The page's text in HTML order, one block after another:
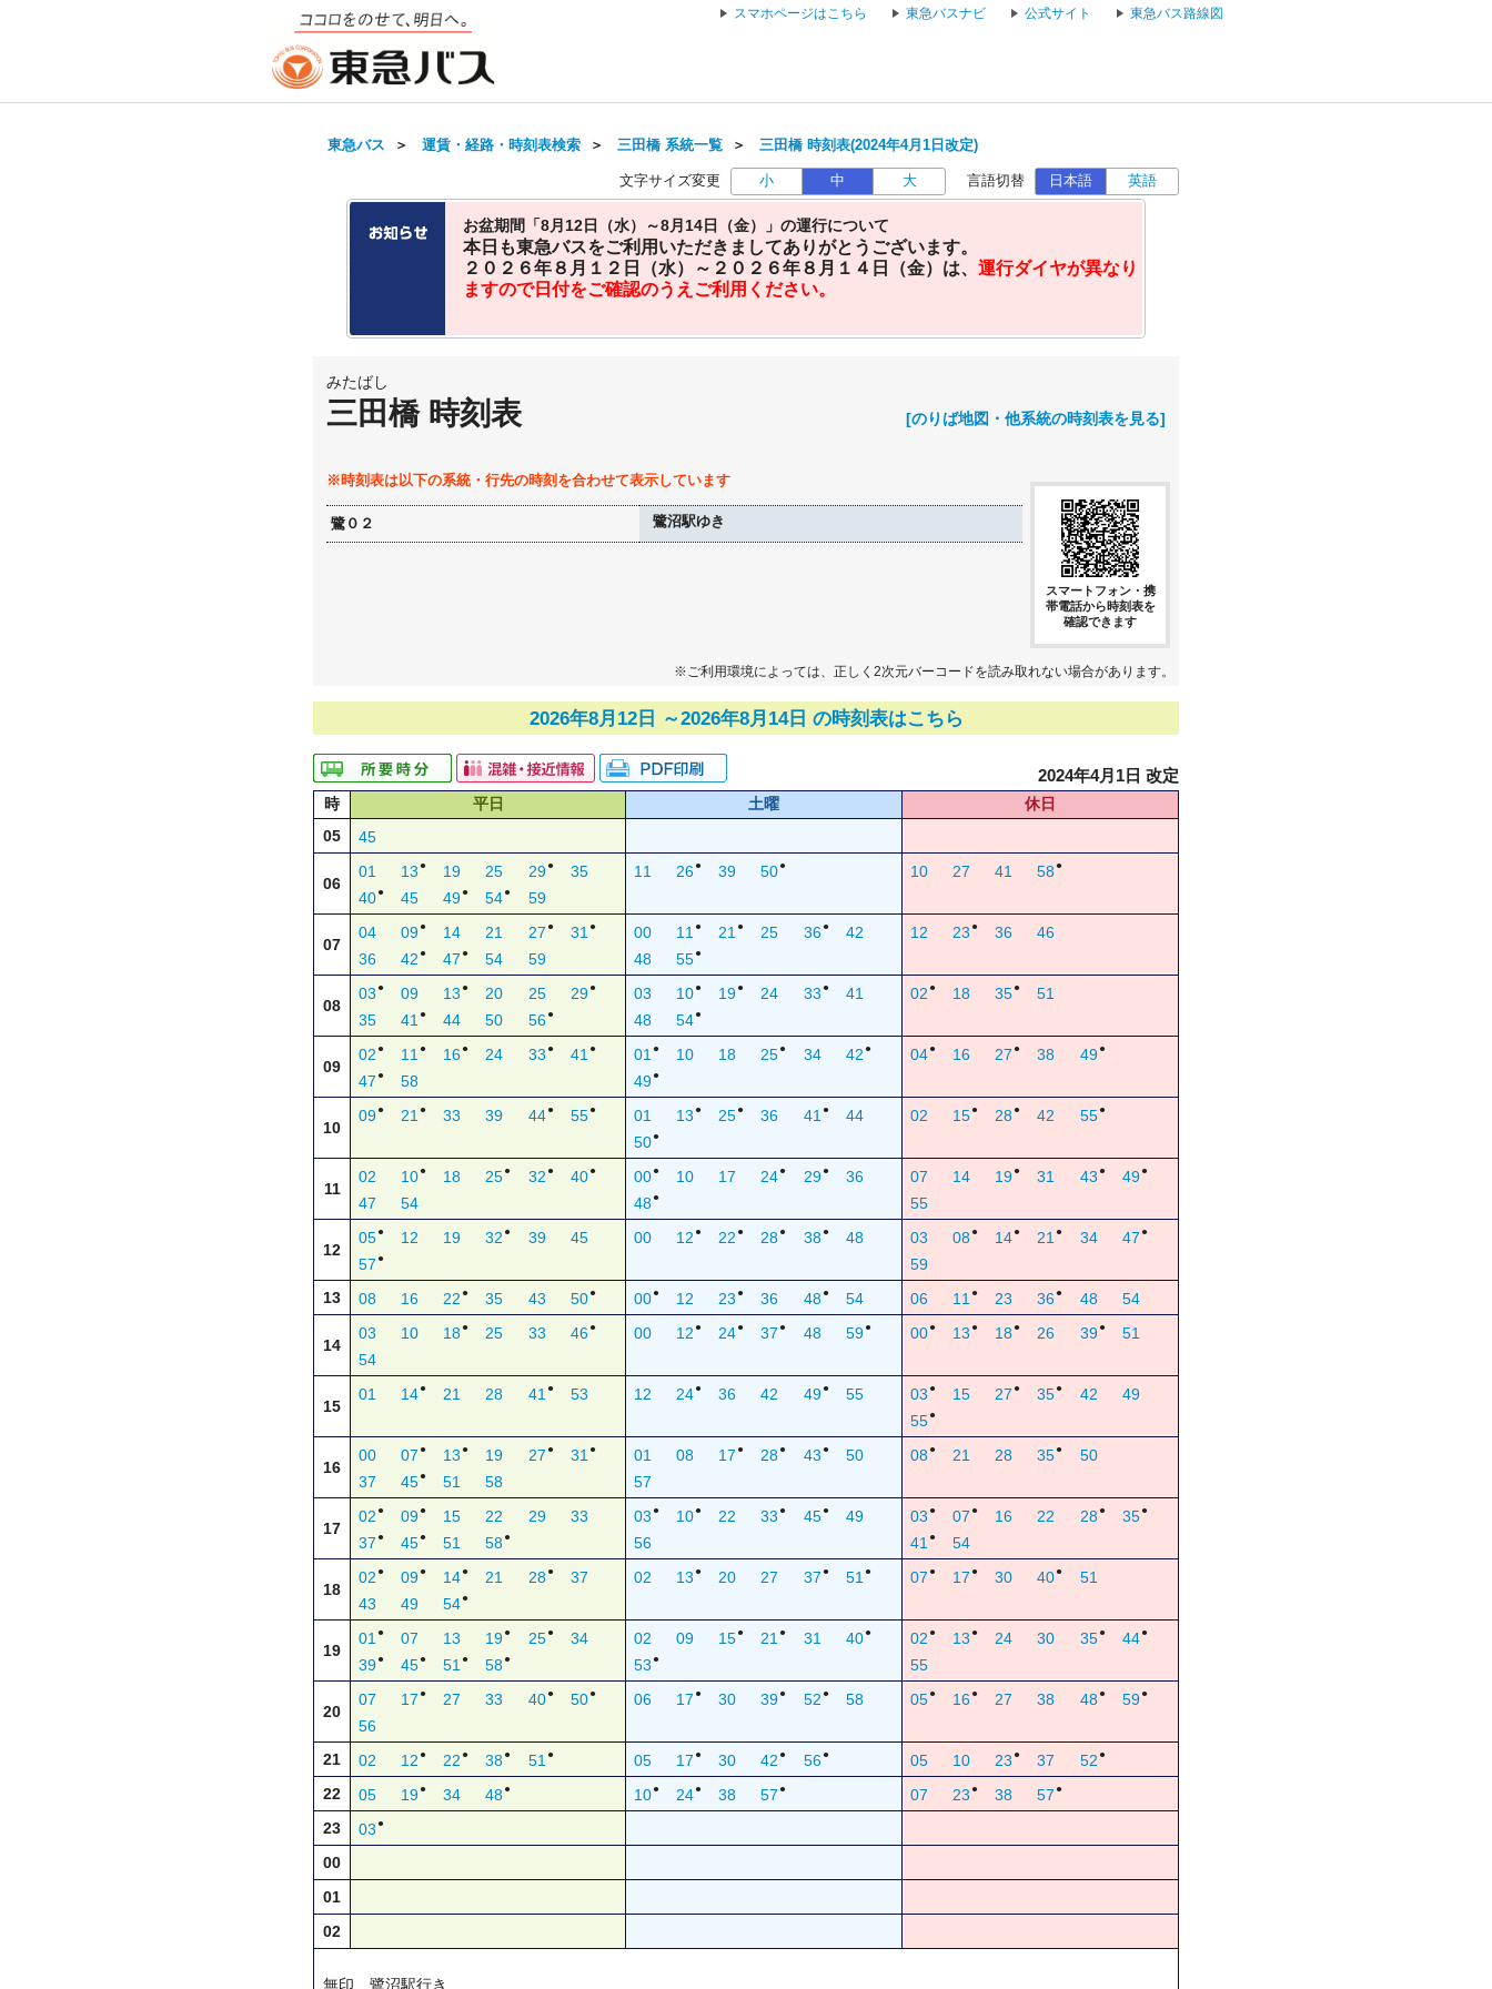
スマホページはこちら 東急バスナビ 公式サイト 東急バス路線図
東急バス ＞ 運賃・経路・時刻表検索 ＞ 三田橋 系統一覧 ＞ 三田橋 時刻表(2024年4月1日改定)
文字サイズ変更 小 中 大 言語切替 日本語 英語
お盆期間「8月12日（水）～8月14日（金）」の運行について
本日も東急バスをご利用いただきましてありがとうございます。
２０２６年８月１２日（水）～２０２６年８月１４日（金）は、 運行ダイヤが異なり
ますので日付をご確認のうえご利用ください。
みたばし
三田橋 時刻表 [のりば地図・他系統の時刻表を見る]
※時刻表は以下の系統・行先の時刻を合わせて表示しています
鷺０２ 鷺沼駅ゆき
スマートフォン・携
帯電話から時刻表を
確認できます
※ご利用環境によっては、正しく2次元バーコードを読み取れない場合があります。
2026年8月12日 ～2026年8月14日 の時刻表はこちら
2024年4月1日 改定
時 平日 土曜
休日
05
45
06
01 13 ● 19 25 29 ●
35
40● 45 49● 54● 59
11 26● 39 50● 10 27 41 58●
07
04 09● 14 21 27 ● 31 ●
36 42 ● 47 ● 54 59
00 11 ● 21 ● 25 36 ●
42
48
55●
12 23 ● 36 46
08
03 ● 09 13 ● 20 25 29 ●
35 41 ● 44 50 56 ●
03 10● 19● 24 33 ●
41
48
54●
02 ● 18 35● 51
09
02 ● 11 ● 16● 24 33 ● 41 ●
47 ● 58
01 ● 10 18 25● 34 42 ●
49●
04● 16 27 ● 38 49 ●
10
09● 21 ● 33 39 44 ● 55 ● 01 13 ● 25● 36 41 ●
44
50●
02 15● 28● 42 55 ●
11
02 10● 18 25● 32 ● 40 ●
47 54
00● 10 17 24● 29 ●
36
48●
07 14 19● 31 43 ● 49 ●
55
12
05● 12 19 32 ● 39
45
57 ●
00 12 ● 22 ● 28● 38 ● 48 03 08● 14● 21 ● 34 47 ●
59
13
08 16 22 ● 35 43 50 ● 00● 12 23 ● 36 48 ● 54 06 11 ● 23 36● 48 54
14
03 10 18● 25 33 46 ●
54
00 12 ● 24● 37 ● 48 59 ● 00● 13 ● 18● 26 39 ● 51
15
01 14● 21 28 41 ● 53 12 24● 36 42 49 ● 55 03 ● 15 27 ● 35● 42
49
55●
16
00 07 ● 13 ● 19 27 ● 31 ●
37 45● 51 58
01 08 17 ● 28● 43 ●
50
57
08● 21 28 35● 50
17
02 ● 09● 15 22 29
33
37 ● 45● 51 58●
03 ● 10● 22 33 ● 45 ●
49
56
03 ● 07 ● 16 22 28 ● 35 ●
41 ● 54
18
02 ● 09● 14● 21 28 ●
37
43
49 54●
02 13 ● 20 27 37 ● 51 ● 07 ● 17 ● 30 40● 51
19
01 ● 07 13 19● 25 ●
34
39● 45● 51 ● 58●
02 09 15● 21 ● 31 40 ●
53 ●
02 ● 13 ● 24 30 35 ● 44 ●
55
20
07 17 ● 27 33 40 ● 50 ●
56
06 17 ● 30 39● 52 ● 58 05● 16● 27 38 48 ● 59 ●
21 02 12 ● 22 ● 38● 51 ● 05 17 ● 30 42 ● 56 ● 05 10 23 ● 37 52 ●
22 05 19● 34 48● 10● 24● 38 57 ● 07 23 ● 38 57 ●
23 03 ●
00
01
02
無印…鷺沼駅行き